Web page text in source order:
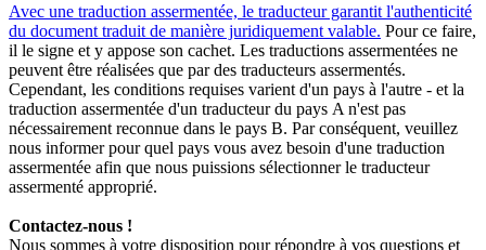
Avec une traduction assermentée, le traducteur garantit l'authenticité
du document traduit de manière juridiquement valable. Pour ce faire,
il le signe et y appose son cachet. Les traductions assermentées ne
peuvent être réalisées que par des traducteurs assermentés.
Cependant, les conditions requises varient d'un pays à l'autre - et la
traduction assermentée d'un traducteur du pays A n'est pas
nécessairement reconnue dans le pays B. Par conséquent, veuillez
nous informer pour quel pays vous avez besoin d'une traduction
assermentée afin que nous puissions sélectionner le traducteur
assermenté approprié.
Contactez-nous !
Nous sommes à votre disposition pour répondre à vos questions et